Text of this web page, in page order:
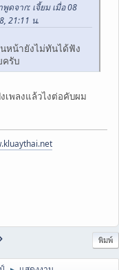
พูดจาก: เจี้ยม เมื่อ 08
21:11 น.
หน้ายังไม่ทันได้ฟัง
ครับ
เพลงแล้วไงต่อคับผม
พิมพ์